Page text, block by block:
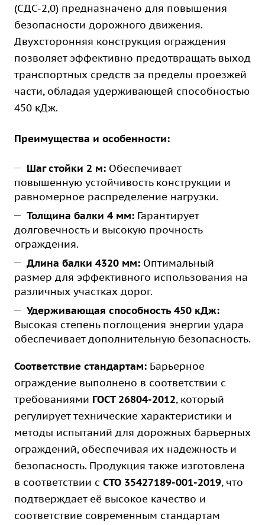
(СДС-2,0) предназначено для повышения
безопасности дорожного движения.
Двухсторонняя конструкция ограждения
позволяет эффективно предотвращать выход
транспортных средств за пределы проезжей
части, обладая удерживающей способностью
450 кДж.
Преимущества и особенности:
Шаг стойки 2 м: Обеспечивает
повышенную устойчивость конструкции и
равномерное распределение нагрузки.
Толщина балки 4 мм: Гарантирует
долговечность и высокую прочность
ограждения.
Длина балки 4320 мм: Оптимальный
размер для эффективного использования на
различных участках дорог.
Удерживающая способность 450 кДж:
Высокая степень поглощения энергии удара
обеспечивает дополнительную безопасность.
Соответствие стандартам: Барьерное
ограждение выполнено в соответствии с
требованиями ГОСТ 26804-2012, который
регулирует технические характеристики и
методы испытаний для дорожных барьерных
ограждений, обеспечивая их надежность и
безопасность. Продукция также изготовлена
в соответствии с СТО 35427189-001-2019, что
подтверждает её высокое качество и
соответствие современным стандартам